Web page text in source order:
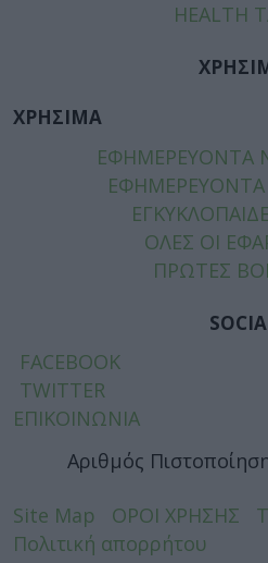
HEALTH
ΧΡΗΣΙΜΑ
ΕΦΗΜΕΡΕΥΟΝΤΑ
ΕΦΗΜΕΡΕΥΟΝΤΑ
ΟΛΕΣ ΟΙ
ΠΡΩΤΕΣ
FACEBOOK
TWITTER
ΕΠΙΚΟΙΝΩΝΙΑ
Αριθμός
Site Map ΟΡΟΙ ΧΡΗΣΗΣ
Πολιτική απορρήτου